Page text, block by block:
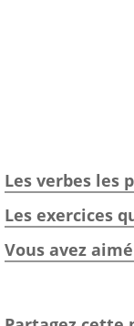
Les verbes les
Les exercices
Vous avez